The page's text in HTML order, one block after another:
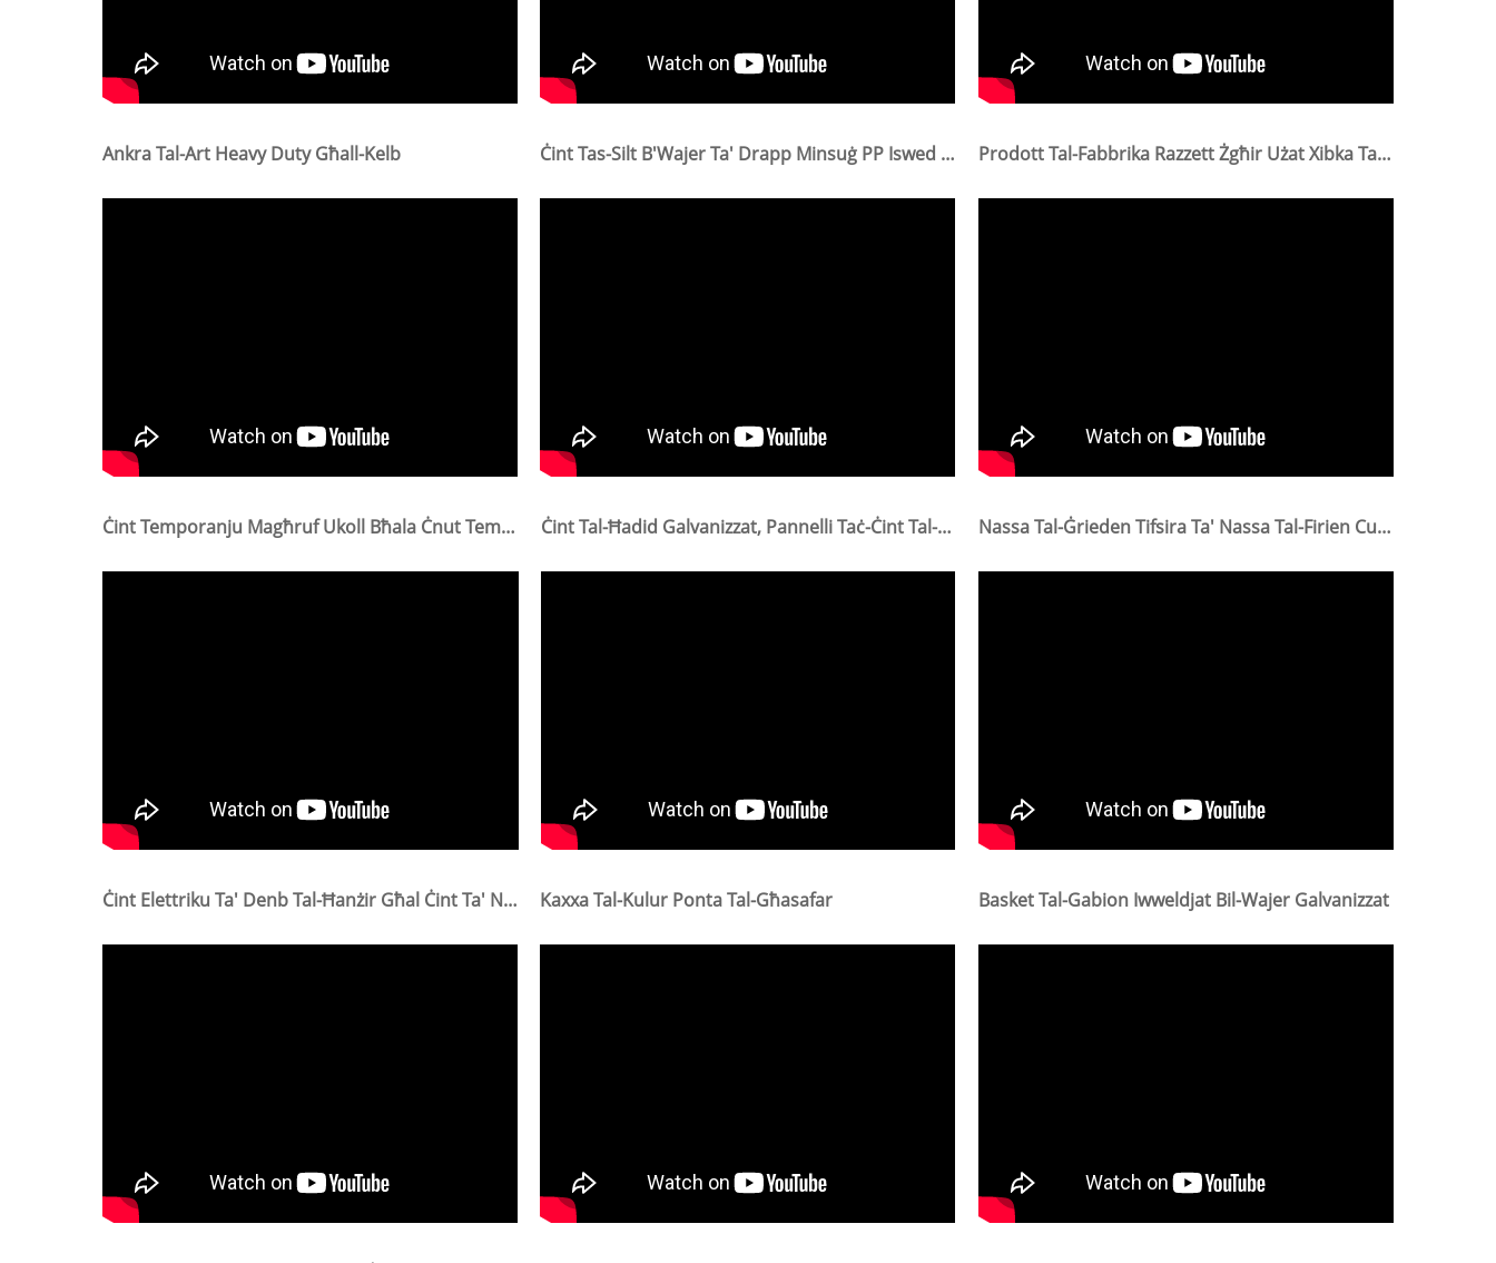
Ankra Tal-Art Heavy Duty Għall-Kelb Ċint Tas-Silt B'Wajer Ta' Drapp Minsuġ PP Iswed Użat Għall-Kontroll Tal-Erożjoni Tas-Sediment Prodott Tal-Fabbrika Razzett Żgħir Użat Xibka Tal-Wajer Eżagonali 10mm/xibka Tal-Wajer Eżagonali Tat-Tiġieġ
Ċint Temporanju Magħruf Ukoll Bħala Ċnut Temporanju. Dan Iċ-Ċnut Temporanju Huwa Faċli Biex Jiġi Installat U Rilokat Ċint Tal-Ħadid Galvanizzat, Pannelli Taċ-Ċint Tal-Ħadid, Mudelli Ta' Xtiebi U Ċint Tal-Ħadid Nassa Tal-Ġrieden Tifsira Ta' Nassa Tal-Firien Custom Home Kitchen Catcher Killer Nasses Tal-Firien
Ċint Elettriku Ta' Denb Tal-Ħanżir Għal Ċint Ta' Nagħaġ Tal-Baqar Kaxxa Tal-Kulur Ponta Tal-Għasafar Basket Tal-Gabion Iwweldjat Bil-Wajer Galvanizzat